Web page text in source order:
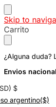
Skip to
Carrito
¿Alguna duda?
Envios
$
argentino($)